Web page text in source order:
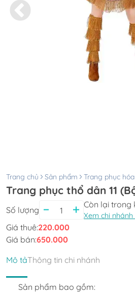
Trang chủ Sản phẩm Trang phục
Trang phục thổ dân 11
Số lượng
Còn lại trong
Xem chi
Giá thuê:220.000
Giá bán:650.000
Mô tảThông tin chi nhánh
Sản phẩm bao gồm: